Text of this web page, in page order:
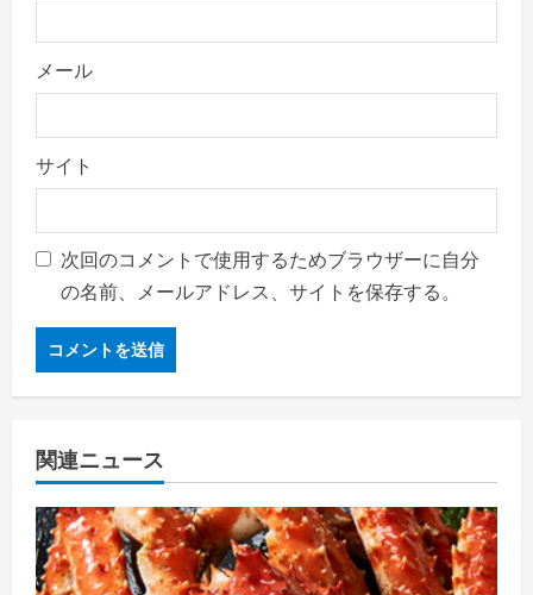
メール
サイト
次回のコメントで使用するためブラウザーに自分
の名前、メールアドレス、サイトを保存する。
関連ニュース